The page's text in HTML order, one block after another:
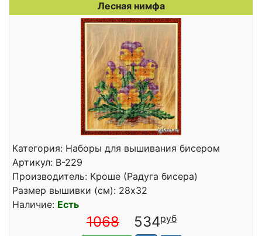
Лесная нимфа
Категория: Наборы для вышивания бисером
Артикул: В-229
Производитель: Кроше (Радуга бисера)
Размер вышивки (см): 28x32
Наличие: Есть
1068 534